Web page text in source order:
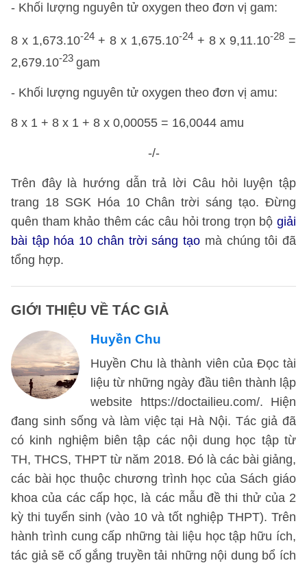
- Khối lượng nguyên tử oxygen theo đơn vị gam:
8 x 1,673.10-24+ 8 x 1,675.10-24+ 8 x 9,11.10-28 =
2,679.10-23 gam
- Khối lượng nguyên tử oxygen theo đơn vị amu:
8 x 1 + 8 x 1 + 8 x 0,00055 = 16,0044 amu
-/-
Trên đây là hướng dẫn trả lời Câu hỏi luyện tập
trang 18 SGK Hóa 10 Chân trời sáng tạo. Đừng
quên tham khảo thêm các câu hỏi trong trọn bộ giải
bài tập hóa 10 chân trời sáng tạo mà chúng tôi đã
tổng hợp.
GIỚI THIỆU VỀ TÁC GIẢ
Huyền Chu
Huyền Chu là thành viên của Đọc tài
liệu từ những ngày đầu tiên thành lập
website https://doctailieu.com/. Hiện
đang sinh sống và làm việc tại Hà Nội. Tác giả đã
có kinh nghiệm biên tập các nội dung học tập từ
TH, THCS, THPT từ năm 2018. Đó là các bài giảng,
các bài học thuộc chương trình học của Sách giáo
khoa của các cấp học, là các mẫu đề thi thử của 2
kỳ thi tuyển sinh (vào 10 và tốt nghiệp THPT). Trên
hành trình cung cấp những tài liệu học tập hữu ích,
tác giả sẽ cố gắng truyền tải những nội dung bổ ích